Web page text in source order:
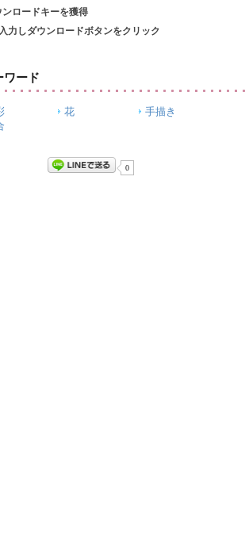
ロードキーを獲得
力しダウンロードボタンをクリック
ワード
花
手描き
0